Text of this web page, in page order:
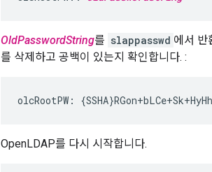
OldPasswordString를 slappasswd 에서 반
를 삭제하고 공백이 있는지 확인합니다. :
olcRootPW:
OpenLDAP를 다시 시작합니다.